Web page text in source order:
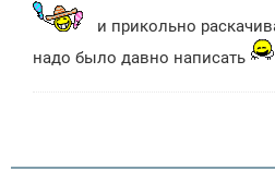
и прикольно
надо было давно написать